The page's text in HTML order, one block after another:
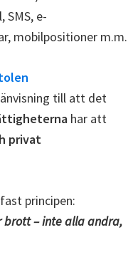
e-
mobilpositioner m.m.
till att det
har att
privat
principen:
brott – inte alla andra,